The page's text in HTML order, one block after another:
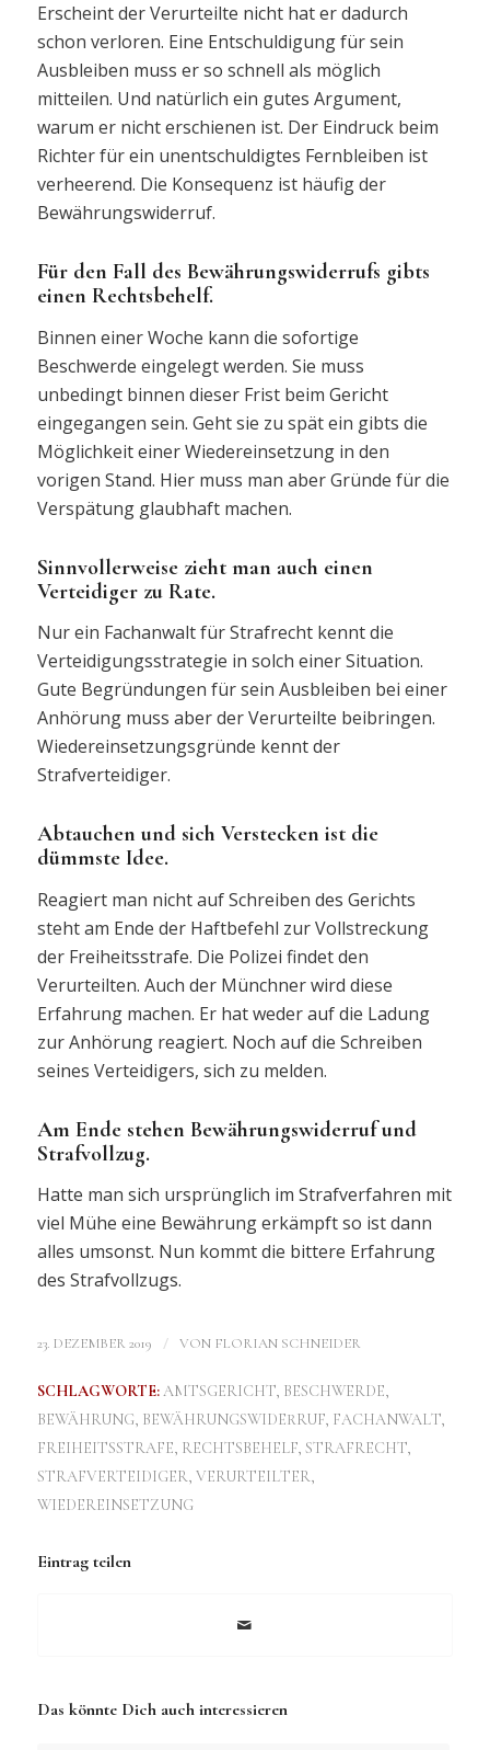
Erscheint der Verurteilte nicht hat er dadurch
schon verloren. Eine Entschuldigung für sein
Ausbleiben muss er so schnell als möglich
mitteilen. Und natürlich ein gutes Argument,
warum er nicht erschienen ist. Der Eindruck beim
Richter für ein unentschuldigtes Fernbleiben ist
verheerend. Die Konsequenz ist häufig der
Bewährungswiderruf.
Für den Fall des Bewährungswiderrufs gibts
einen Rechtsbehelf.
Binnen einer Woche kann die sofortige
Beschwerde eingelegt werden. Sie muss
unbedingt binnen dieser Frist beim Gericht
eingegangen sein. Geht sie zu spät ein gibts die
Möglichkeit einer Wiedereinsetzung in den
vorigen Stand. Hier muss man aber Gründe für die
Verspätung glaubhaft machen.
Sinnvollerweise zieht man auch einen
Verteidiger zu Rate.
Nur ein Fachanwalt für Strafrecht kennt die
Verteidigungsstrategie in solch einer Situation.
Gute Begründungen für sein Ausbleiben bei einer
Anhörung muss aber der Verurteilte beibringen.
Wiedereinsetzungsgründe kennt der
Strafverteidiger.
Abtauchen und sich Verstecken ist die
dümmste Idee.
Reagiert man nicht auf Schreiben des Gerichts
steht am Ende der Haftbefehl zur Vollstreckung
der Freiheitsstrafe. Die Polizei findet den
Verurteilten. Auch der Münchner wird diese
Erfahrung machen. Er hat weder auf die Ladung
zur Anhörung reagiert. Noch auf die Schreiben
seines Verteidigers, sich zu melden.
Am Ende stehen Bewährungswiderruf und
Strafvollzug.
Hatte man sich ursprünglich im Strafverfahren mit
viel Mühe eine Bewährung erkämpft so ist dann
alles umsonst. Nun kommt die bittere Erfahrung
des Strafvollzugs.
23. DEZEMBER 2019 / VON FLORIAN SCHNEIDER
SCHLAGWORTE: AMTSGERICHT, BESCHWERDE,
BEWÄHRUNG, BEWÄHRUNGSWIDERRUF, FACHANWALT,
FREIHEITSSTRAFE, RECHTSBEHELF, STRAFRECHT,
STRAFVERTEIDIGER, VERURTEILTER,
WIEDEREINSETZUNG
Eintrag teilen
Das könnte Dich auch interessieren